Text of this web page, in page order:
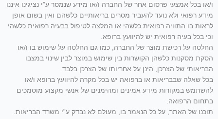
ו/או בכל אמצעי פרסום אחר של החברה ו/או מידע שנמסר ע”י נציגינו איננו
מידע רפואי ולא נועד להעביר מסרים בריאותיים כלשהם ואין בשום אופן
לראות בו התוויה רפואית כלשהי או המלצה לטיפול בבעיה רפואית כלשהי
וכי בכל בעיה רפואית יש להיוועץ ברופא.
החלטה על רכישת מוצר של החברה, כמו גם החלטה על שימוש בו ו/או
הסקת מסקנות כלשהן הקושרות בין שימוש במוצר לבין שינוי במצבו
הבריאותי של הצרכן, הינן על אחריותו של הצרכן בלבד.
בכל שאלה שבבריאות או ברפואה יש בכל מקרה להיוועץ ברופא ו/או
להשתמש במקורות מידע אמינים ומהימנים של אנשי מקצוע מוסמכים
בתחום הרפואה.
תוכנו של האתר, על כל הנאמר בו, מעולם לא נבדק ע”י משרד הבריאות.